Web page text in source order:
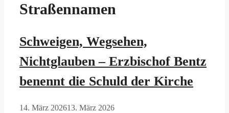
Straßennamen
Schweigen, Wegsehen,
Nichtglauben – Erzbischof Bentz
benennt die Schuld der Kirche
14. März 202613. März 2026